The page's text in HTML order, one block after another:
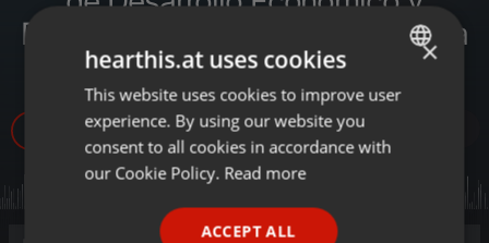
Producción - Venta del Ingenio La
Esperanza
ENGLISH
GERMAN
×
hearthis.at uses cookies
This website uses cookies to improve user
experience. By using our website you
consent to all cookies in accordance with
our Cookie Policy. Read more
ACCEPT ALL